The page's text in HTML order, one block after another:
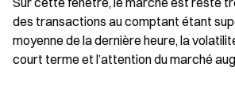
des transactions au comptant étant
moyenne de la dernière heure, la
court terme et l’attention du marché